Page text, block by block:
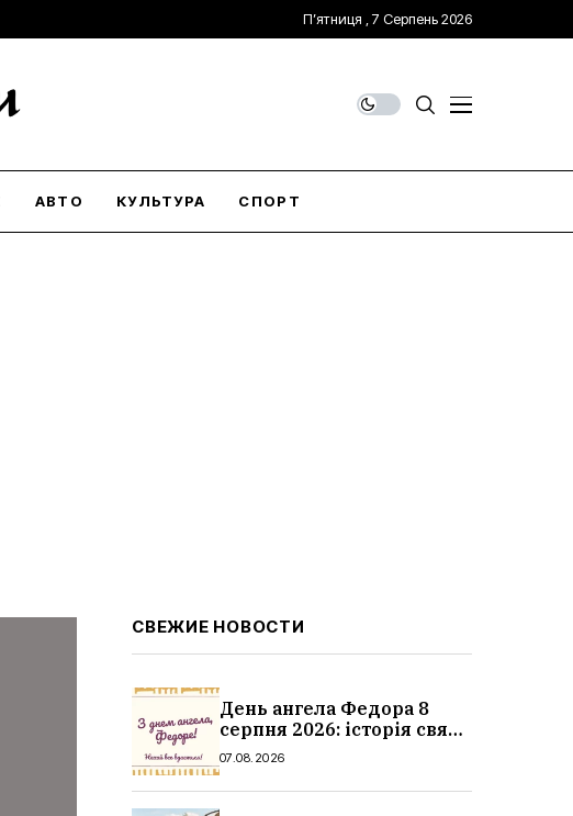
П’ятниця , 7 Серпень 2026
АВТО КУЛЬТУРА СПОРТ
СВЕЖИЕ НОВОСТИ
День ангела Федора 8
серпня 2026: історія свята,
значення імені,
прозі
07.08.2026